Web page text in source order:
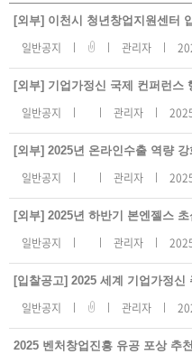
공
지
사
스
트
번
등
록
일,
수
[외부] 이천시 청년창업지원센터
일반공지 관리자
[외부] 기업가정신 국제 컨퍼런스
일반공지 관리자
[외부] 2025년 온라인수출 역량
일반공지 관리자
[외부] 2025년 하반기 본엔젤스 초
일반공지 관리자
일반공지 관리자
2025 벤처창업진흥 유공 포상 추